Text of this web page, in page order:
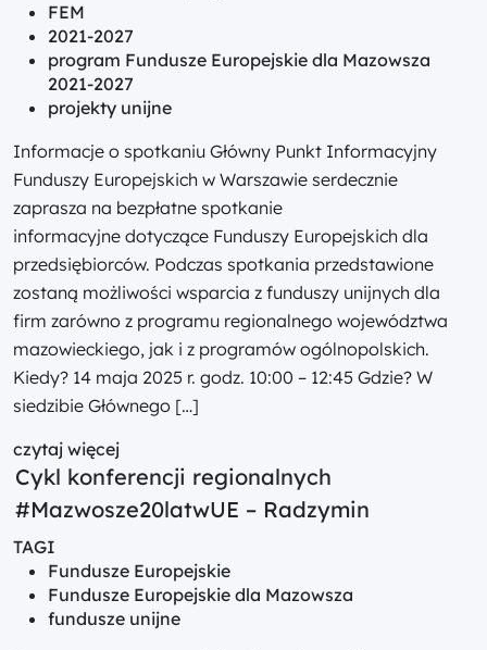
FEM
2021-2027
program Fundusze Europejskie dla Mazowsza
2021-2027
projekty unijne
Informacje o spotkaniu Główny Punkt Informacyjny
Funduszy Europejskich w Warszawie serdecznie
zaprasza na bezpłatne spotkanie
informacyjne dotyczące Funduszy Europejskich dla
przedsiębiorców. Podczas spotkania przedstawione
zostaną możliwości wsparcia z funduszy unijnych dla
firm zarówno z programu regionalnego województwa
mazowieckiego, jak i z programów ogólnopolskich.
Kiedy? 14 maja 2025 r. godz. 10:00 – 12:45 Gdzie? W
siedzibie Głównego […]
czytaj więcej
Cykl konferencji regionalnych
#Mazwosze20latwUE – Radzymin
TAGI
Fundusze Europejskie
Fundusze Europejskie dla Mazowsza
fundusze unijne